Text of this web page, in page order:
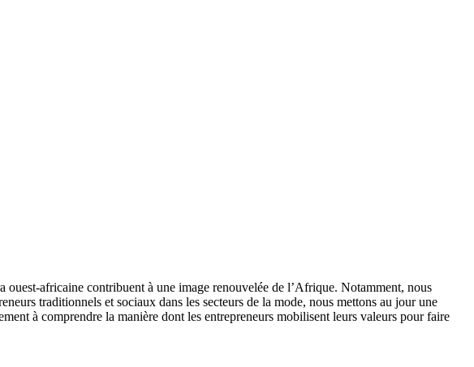
ouest-africaine contribuent à une image renouvelée de l’Afrique. Notamment, nous
traditionnels et sociaux dans les secteurs de la mode, nous mettons au jour une
à comprendre la manière dont les entrepreneurs mobilisent leurs valeurs pour faire